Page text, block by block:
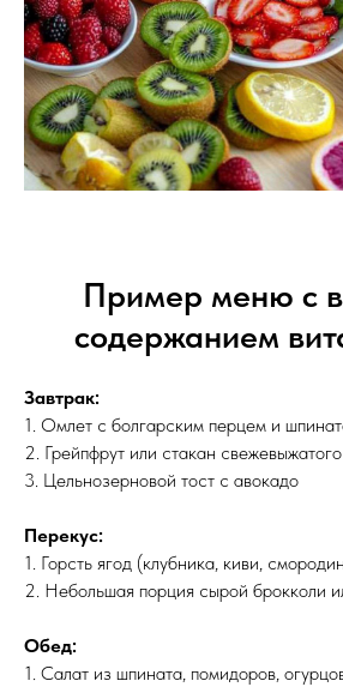
Пример меню с
содержанием
Завтрак:
1. Омлет с болгарским перцем и
2. Грейпфрут или стакан
3. Цельнозерновой тост с авокадо
Перекус:
1. Горсть ягод (клубника, киви,
2. Небольшая порция сырой брокколи
Обед:
1. Салат из шпината, помидоров,